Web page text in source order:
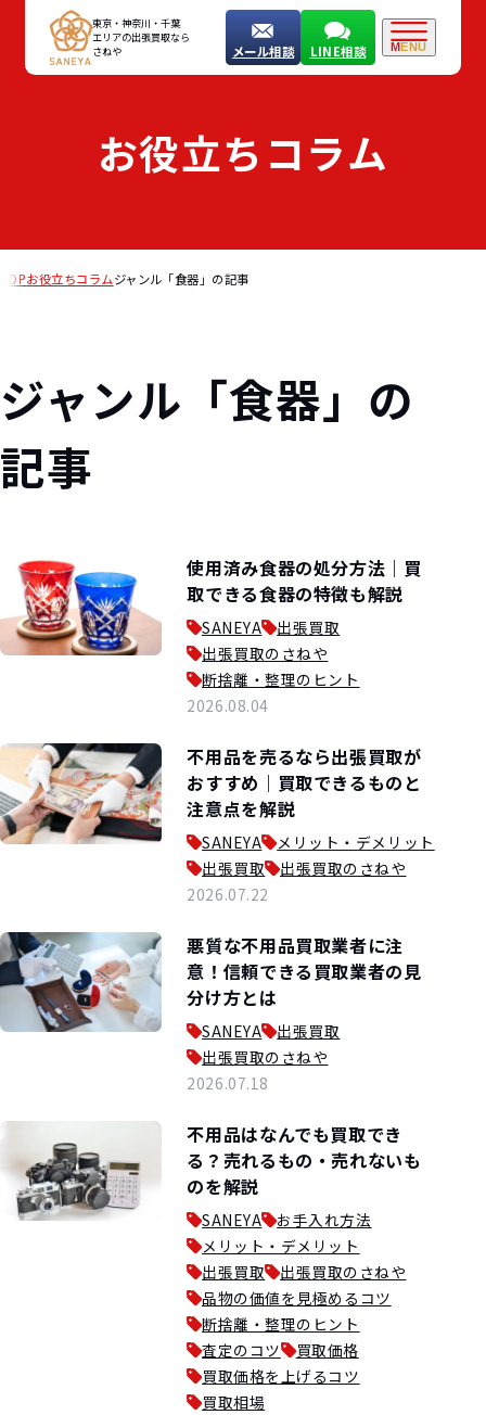
東京・神奈川・千葉
エリアの出張買取なら
さねや
メール相談 LINE相談 MENU
お役立ちコラム
TOPお役立ちコラムジャンル「食器」の記事
ジャンル「食器」の
記事
使用済み食器の処分方法｜買
取できる食器の特徴も解説
SANEYA
出張買取
出張買取のさねや
断捨離・整理のヒント
2026.08.04
不用品を売るなら出張買取が
おすすめ｜買取できるものと
注意点を解説
SANEYA
メリット・デメリット
出張買取
出張買取のさねや
2026.07.22
悪質な不用品買取業者に注
意！信頼できる買取業者の見
分け方とは
SANEYA
出張買取
出張買取のさねや
2026.07.18
不用品はなんでも買取でき
る？売れるもの・売れないも
のを解説
SANEYA
お手入れ方法
メリット・デメリット
出張買取
出張買取のさねや
品物の価値を見極めるコツ
断捨離・整理のヒント
査定のコツ
買取価格
買取価格を上げるコツ
買取相場